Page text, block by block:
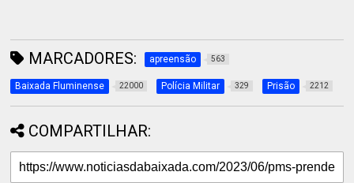
MARCADORES: apreensão 563
Baixada Fluminense 22000 Polícia Militar 329 Prisão 2212
COMPARTILHAR: